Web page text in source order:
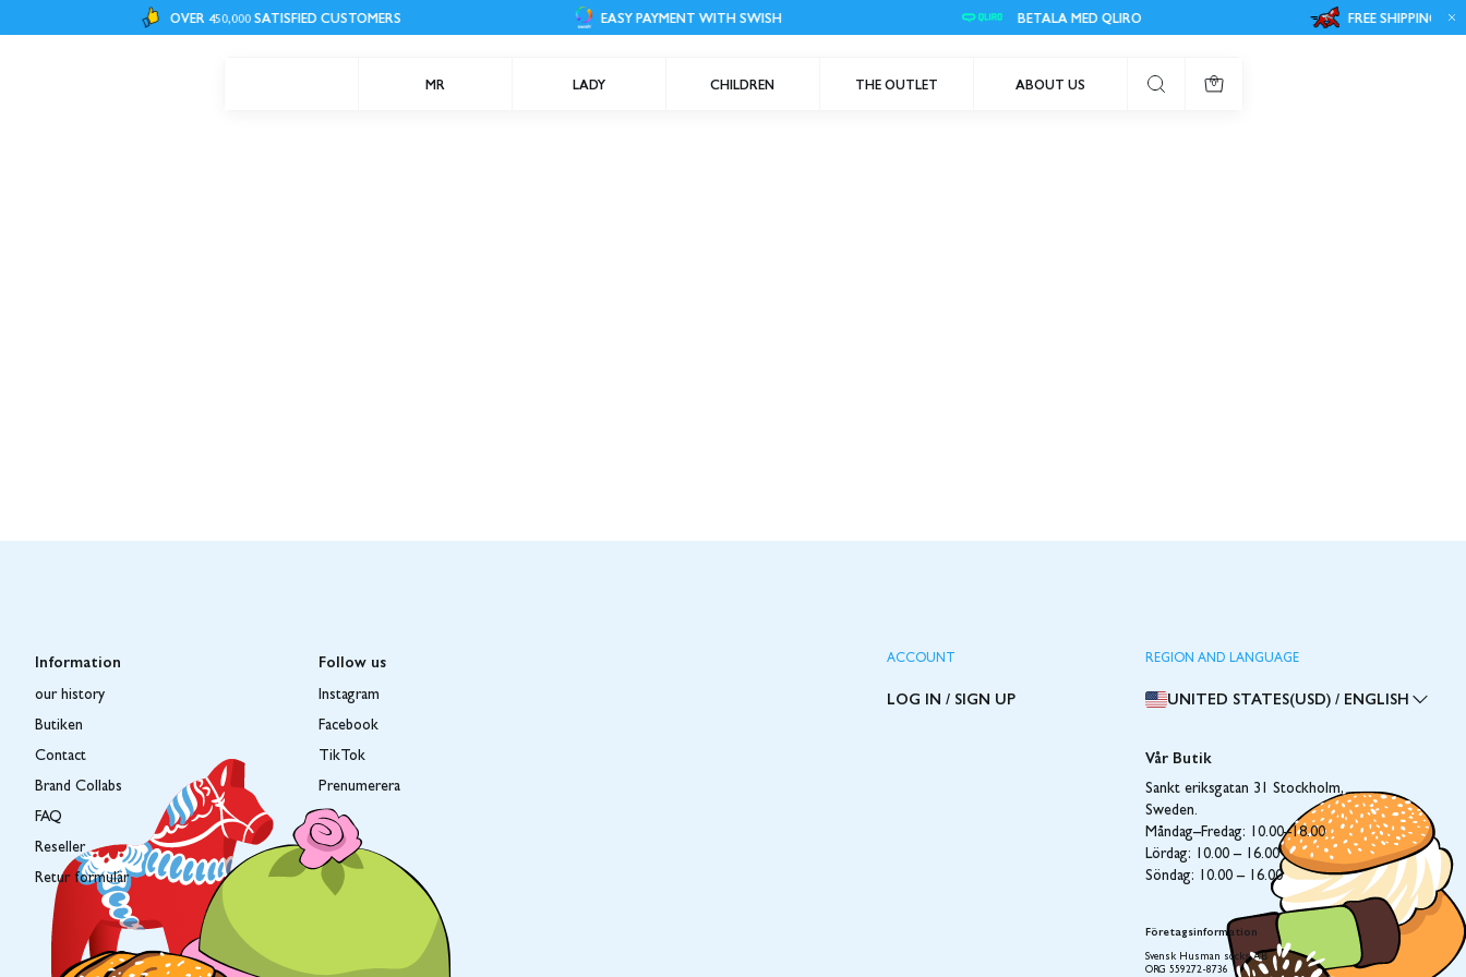
OVER 450,000 SATISFIED CUSTOMERS EASY PAYMENT WITH SWISH BETALA MED QLIRO FREE SHIPPING IN
MR LADY CHILDREN THE OUTLET ABOUT US 0
Information
our history
Butiken
Contact
Brand Collabs
FAQ
Reseller
Retur formulär
Follow us
Instagram
Facebook
TikTok
Prenumerera
REGION AND LANGUAGE
UNITED STATES(USD) / ENGLISH
Vår Butik
Sankt eriksgatan 31 Stockholm,
Sweden.
Måndag–Fredag: 10.00–18.00
Lördag: 10.00 – 16.00
Söndag: 10.00 – 16.00
Företagsinformation
Svensk Husman socks AB
ORG 559272-8736
ACCOUNT
LOG IN / SIGN UP